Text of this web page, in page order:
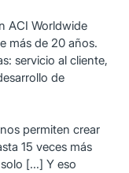
ACI Worldwide
más de 20 años.
servicio al cliente,
de
permiten crear
15 veces más
[...] Y eso